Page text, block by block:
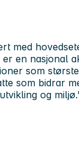
med
en nasjonal
som
som bidrar
og